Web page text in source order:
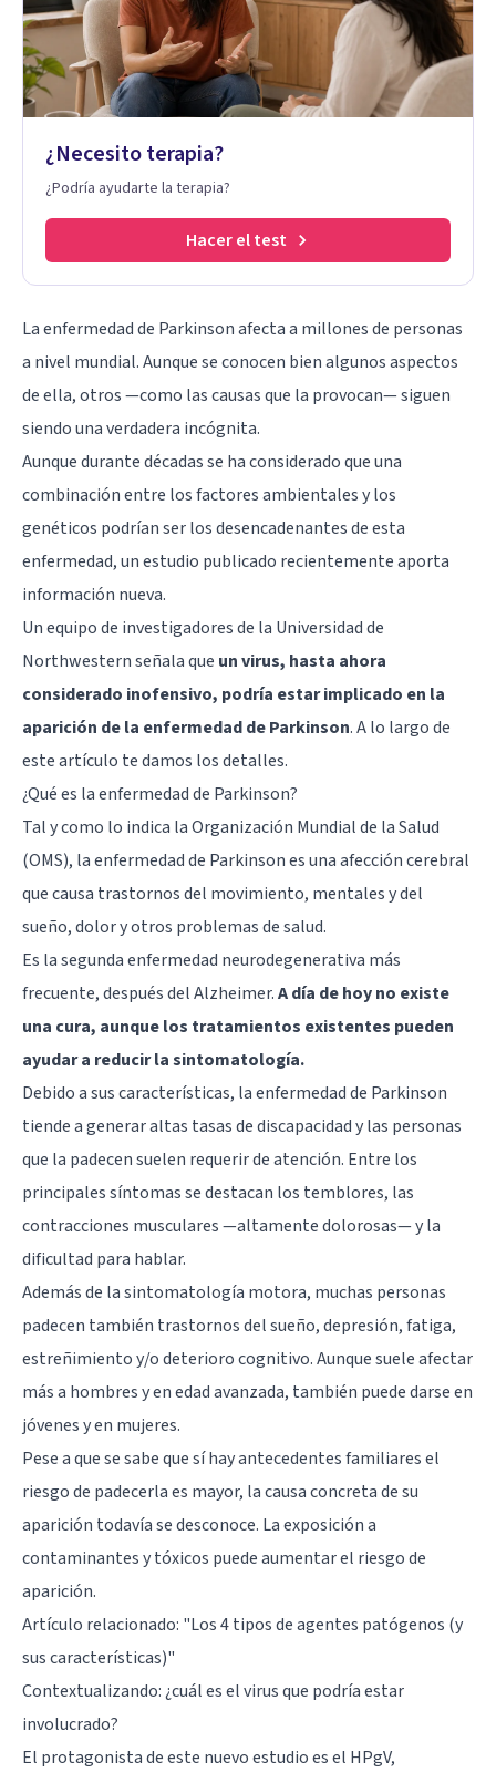
¿Necesito terapia?
¿Podría ayudarte la terapia?
Hacer el test
La enfermedad de Parkinsonafecta a millones de personas
a nivel mundial. Aunque se conocen bien algunos aspectos
de ella, otros —como las causas que la provocan— siguen
siendo una verdadera incógnita.
Aunque durante décadas se ha considerado que una
combinación entre los factores ambientales y los
genéticos podrían ser los desencadenantes de esta
enfermedad, un estudio publicado recientemente aporta
información nueva.
Un equipo de investigadores de la Universidad de
Northwestern señala que un virus, hasta ahora
considerado inofensivo, podría estar implicado en la
aparición de la enfermedad de Parkinson. A lo largo de
este artículo te damos los detalles.
¿Qué es la enfermedad de Parkinson?
Tal y como lo indica la Organización Mundial de la Salud
(OMS), la enfermedad de Parkinson es una afección cerebral
que causa trastornos del movimiento, mentales y del
sueño, dolor y otros problemas de salud.
Es la segunda enfermedad neurodegenerativa más
frecuente, después del Alzheimer.A día de hoy no existe
una cura, aunque los tratamientos existentes pueden
ayudar a reducir la sintomatología.
Debido a sus características, la enfermedad de Parkinson
tiende a generar altas tasas de discapacidad y las personas
que la padecen suelen requerir de atención. Entre los
principales síntomas se destacan los temblores, las
contracciones musculares —altamente dolorosas— y la
dificultad para hablar.
Además de la sintomatología motora, muchas personas
padecen también trastornos del sueño, depresión, fatiga,
estreñimiento y/o deterioro cognitivo. Aunque suele afectar
más a hombres y en edad avanzada, también puede darse en
jóvenes y en mujeres.
Pese a que se sabe que sí hay antecedentes familiares el
riesgo de padecerla es mayor, la causa concreta de su
aparición todavía se desconoce. La exposición a
contaminantes y tóxicos puede aumentar el riesgo de
aparición.
Artículo relacionado: "Los 4 tipos de agentes patógenos (y
sus características)"
Contextualizando: ¿cuál es el virus que podría estar
involucrado?
El protagonista de este nuevo estudio es el HPgV,